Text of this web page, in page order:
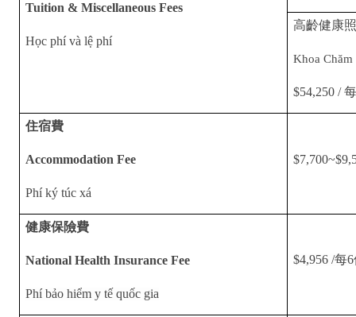
Tuition & Miscellaneous Fees
Học phí và lệ phí
高齡健康
Khoa
$54,250 /
住宿費
Accommodation Fee
Phí ký túc xá
健康保險費
National Health Insurance Fee
Phí bảo hiểm y tế quốc gia
$4,956 /每6